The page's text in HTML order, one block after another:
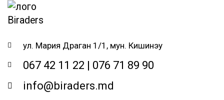
ул. Мария Драган 1/1, мун. Кишинэу
067 42 11 22 | 076 71 89 90
info@biraders.md